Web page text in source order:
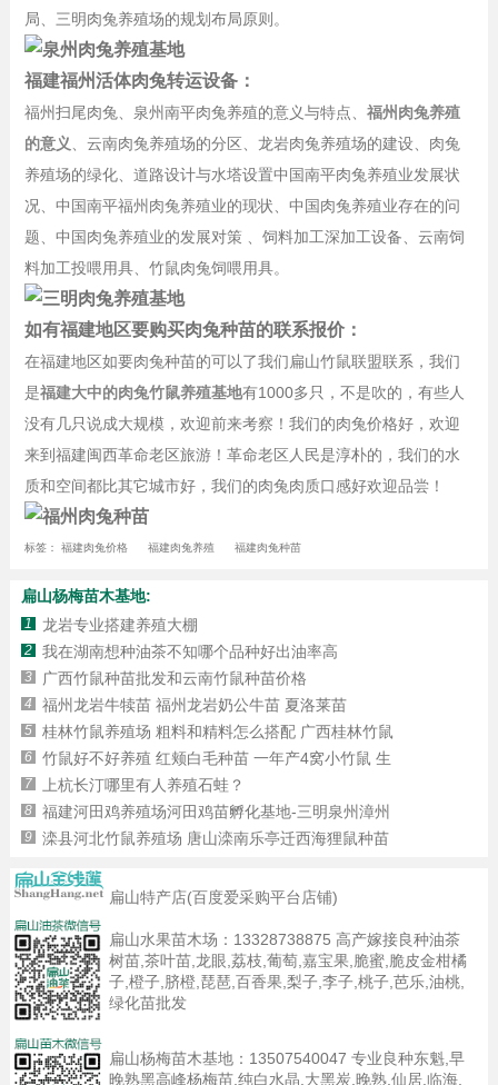
局、三明肉兔养殖场的规划布局原则。
福建福州活体肉兔转运设备：
福州扫尾肉兔、泉州南平肉兔养殖的意义与特点、 福州肉兔养殖
的意义
、云南肉兔养殖场的分区、龙岩肉兔养殖场的建设、肉兔
养殖场的绿化、道路设计与水塔设置中国南平肉兔养殖业发展状
况、中国南平福州肉兔养殖业的现状、中国肉兔养殖业存在的问
题、中国肉兔养殖业的发展对策 、饲料加工深加工设备、云南饲
料加工投喂用具、竹鼠肉兔饲喂用具。
如有福建地区要购买肉兔种苗的联系报价：
在福建地区如要肉兔种苗的可以了我们扁山竹鼠联盟联系，我们
是福建大中的肉兔竹鼠养殖基地有1000多只，不是吹的，有些人
没有几只说成大规模，欢迎前来考察！我们的肉兔价格好，欢迎
来到福建闽西革命老区旅游！革命老区人民是淳朴的，我们的水
质和空间都比其它城市好，我们的肉兔肉质口感好欢迎品尝！
标签： 福建肉兔价格 福建肉兔养殖 福建肉兔种苗
扁山杨梅苗木基地:
1 龙岩专业搭建养殖大棚
2 我在湖南想种油茶不知哪个品种好出油率高
3 广西竹鼠种苗批发和云南竹鼠种苗价格
4 福州龙岩牛犊苗 福州龙岩奶公牛苗 夏洛莱苗
5 桂林竹鼠养殖场 粗料和精料怎么搭配 广西桂林竹鼠
6 竹鼠好不好养殖 红颊白毛种苗 一年产4窝小竹鼠 生
7 上杭长汀哪里有人养殖石蛙？
8 福建河田鸡养殖场河田鸡苗孵化基地-三明泉州漳州
9 滦县河北竹鼠养殖场 唐山滦南乐亭迁西海狸鼠种苗
扁山特产店(百度爱采购平台店铺)
扁山水果苗木场： 13328738875 高产嫁接良种油茶
树苗,茶叶苗,龙眼,荔枝,葡萄,嘉宝果,脆蜜,脆皮金柑橘
子,橙子,脐橙,琵琶,百香果,梨子,李子,桃子,芭乐,油桃,
绿化苗批发
扁山杨梅苗木基地： 13507540047 专业良种东魁,早
晚熟黑高峰杨梅苗,纯白水晶,大黑炭,晚熟,仙居,临海,